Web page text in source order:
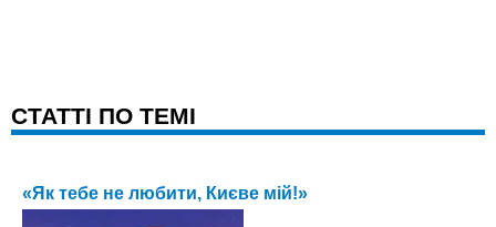
CТАТТІ ПО ТЕМІ
«Як тебе не любити, Києве мій!»